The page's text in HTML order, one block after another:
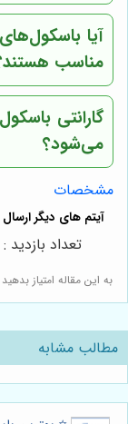
آیا
مناسب
گارانتی
می‌شود؟
مشخصات
به این مقاله امتیاز
تعداد بازدید : 203
مطالب مشابه